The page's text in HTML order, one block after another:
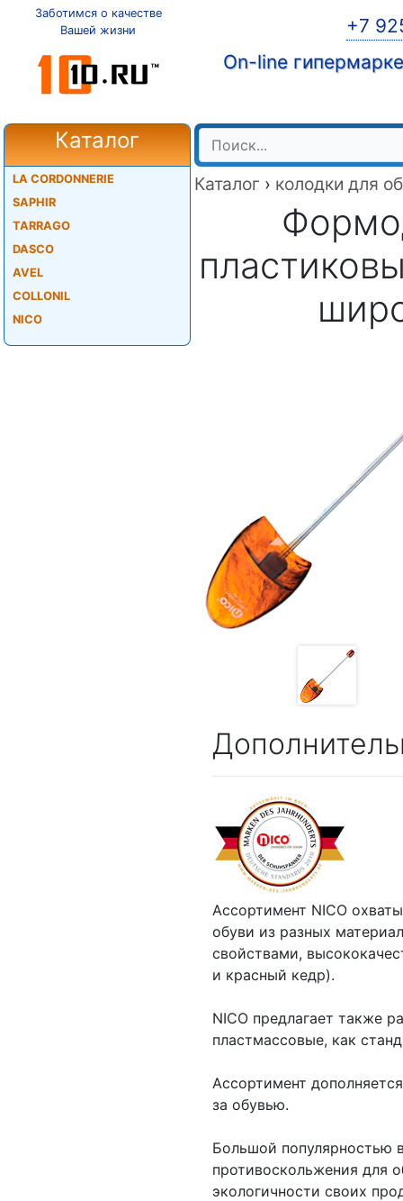
Заботимся о качестве
Вашей жизни
+7
On-line
Каталог
LA CORDONNERIE
SAPHIR
TARRAGO
DASCO
AVEL
COLLONIL
NICO
Каталог › колодки для
Ассортимент NICO
обуви из разных
свойствами,
и красный кедр).
NICO предлагает также
пластмассовые, как
Ассортимент
за обувью.
Большой популярностью
противоскольжения для
экологичности своих